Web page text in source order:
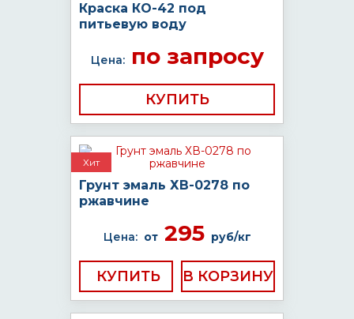
Краска КО-42 под
питьевую воду
Цена:по запросу
КУПИТЬ
Хит
Грунт эмаль ХВ-0278 по
ржавчине
Цена: от295 руб/кг
КУПИТЬ